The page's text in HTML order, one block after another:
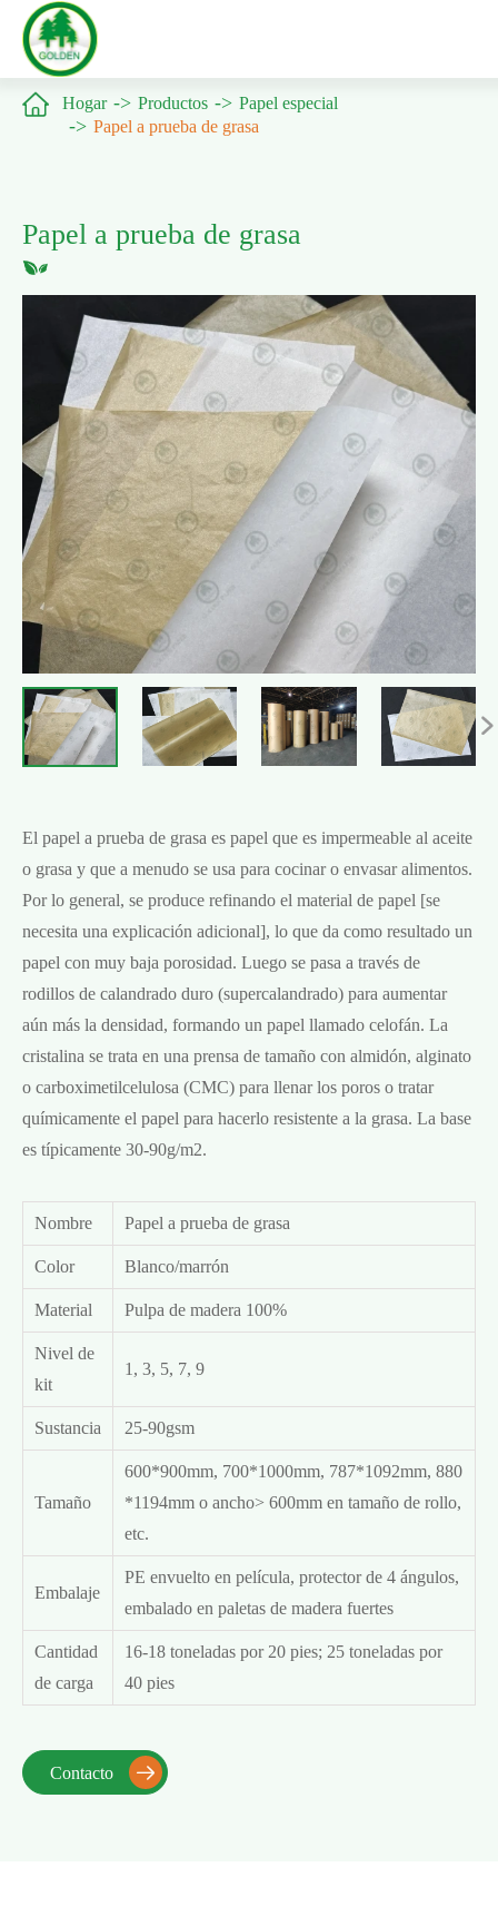
 Hogar Productos
Papel especial
Papel a prueba de grasa
Papel a prueba de grasa

El papel a prueba de grasa es papel que es impermeable al aceite
o grasa y que a menudo se usa para cocinar o envasar alimentos.
Por lo general, se produce refinando el material de papel [se
necesita una explicación adicional], lo que da como resultado un
papel con muy baja porosidad. Luego se pasa a través de
rodillos de calandrado duro (supercalandrado) para aumentar
aún más la densidad, formando un papel llamado celofán. La
cristalina se trata en una prensa de tamaño con almidón, alginato
o carboximetilcelulosa (CMC) para llenar los poros o tratar
químicamente el papel para hacerlo resistente a la grasa. La base
es típicamente 30-90g/m2.
Nombre Papel a prueba de grasa
Color Blanco/marrón
Material Pulpa de madera 100%
Nivel de
kit
1, 3, 5, 7, 9
Sustancia 25-90gsm
Tamaño
600*900mm, 700*1000mm, 787*1092mm, 880
*1194mm o ancho> 600mm en tamaño de rollo,
etc.
Embalaje
PE envuelto en película, protector de 4 ángulos,
embalado en paletas de madera fuertes
Cantidad
de carga
16-18 toneladas por 20 pies; 25 toneladas por
40 pies
Contacto 